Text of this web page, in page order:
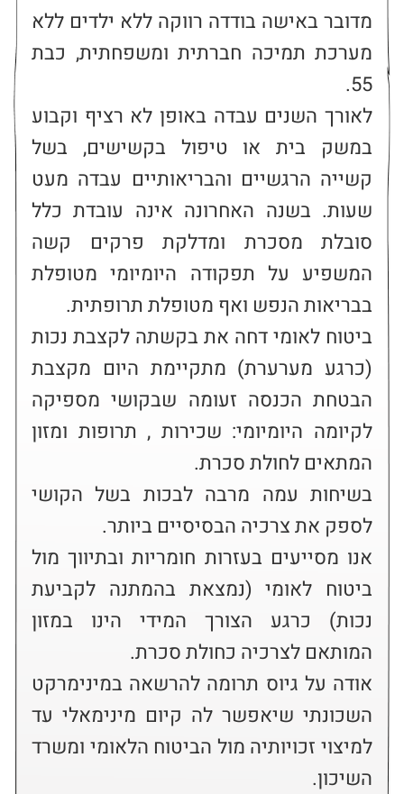
מדובר באישה בודדה רווקה ללא ילדים ללא
מערכת תמיכה חברתית ומשפחתית, כבת
לאורך השנים עבדה באופן לא רציף וקבוע
במשק בית או טיפול בקשישים, בשל
קשייה הרגשיים והבריאותיים עבדה מעט
שעות. בשנה האחרונה אינה עובדת כלל
סובלת מסכרת ומדלקת פרקים קשה
המשפיע על תפקודה היומיומי מטופלת
ביטוח לאומי דחה את בקשתה לקצבת נכות
(כרגע מערערת) מתקיימת היום מקצבת
הבטחת הכנסה זעומה שבקושי מספיקה
לקיומה היומיומי: שכירות , תרופות ומזון
בשיחות עמה מרבה לבכות בשל הקושי
אנו מסייעים בעזרות חומריות ובתיווך מול
ביטוח לאומי (נמצאת בהמתנה לקביעת
נכות) כרגע הצורך המידי הינו במזון
אודה על גיוס תרומה להרשאה במינימרקט
השכונתי שיאפשר לה קיום מינימאלי עד
למיצוי זכויותיה מול הביטוח הלאומי ומשרד
השיכון.